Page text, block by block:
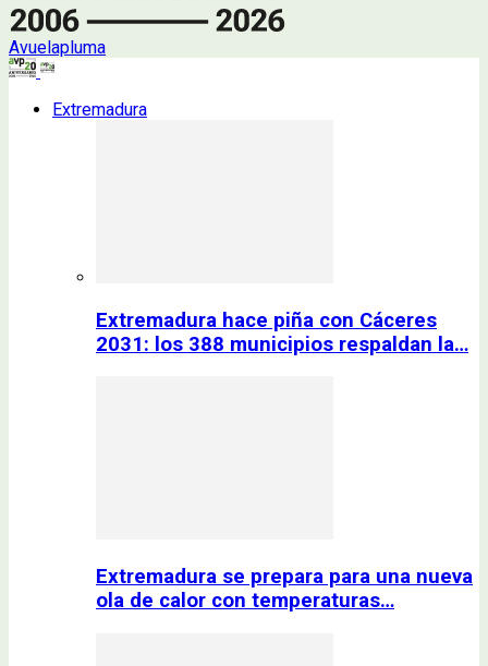
Avuelapluma
Extremadura
Extremadura hace piña con Cáceres
2031: los 388 municipios respaldan la…
Extremadura se prepara para una nueva
ola de calor con temperaturas…